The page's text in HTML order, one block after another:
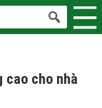
cao cho nhà